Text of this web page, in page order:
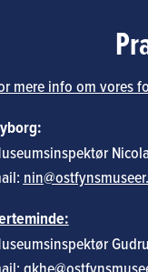
mere info om vores